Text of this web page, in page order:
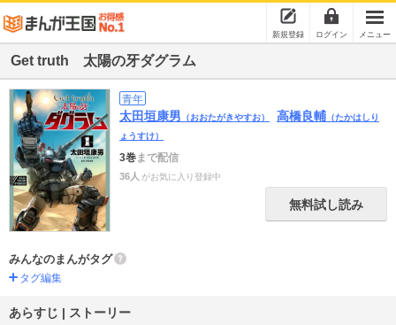
新規登録 ログイン メニュー
Get truth 太陽の牙ダグラム
青年
太田垣康男 （おおたがきやすお） 高橋良輔 （たかはしり
ょうすけ）
3巻まで配信
36人 がお気に入り登録中
無料試し読み
みんなのまんがタグ
タグ編集
あらすじ | ストーリー